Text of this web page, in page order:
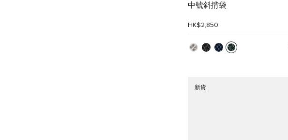
中號斜揹袋
HK$2,850
新貨